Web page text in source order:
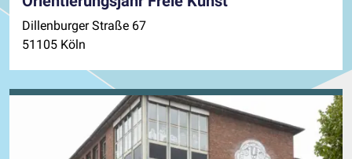
Dillenburger Straße 67
51105 Köln